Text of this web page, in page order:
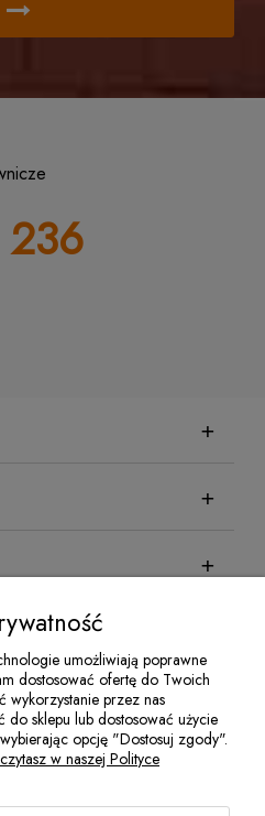
26, 05-620 Błędów | NIP:
| Email:jakubisiak@techsad.pl
umożliwiają poprawne
dostosować ofertę do Twoich
wykorzystanie przez nas
do sklepu lub dostosować użycie
opcję "Dostosuj zgody".
w naszej Polityce